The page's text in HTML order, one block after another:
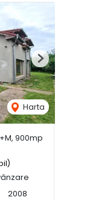
Harta
Next
900mp
2008